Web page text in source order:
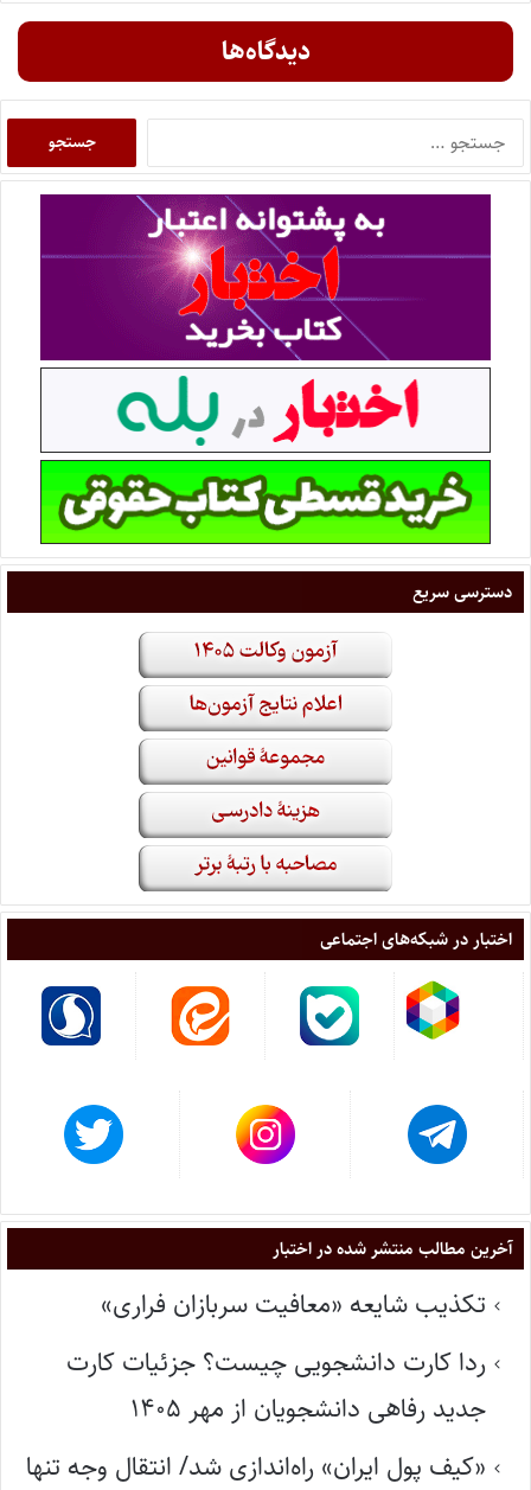
دیدگاه‌ها
دسترسی سریع
اختبار در شبکه‌های اجتماعی
آخرین مطالب منتشر شده در اختبار
تکذیب شایعه «معافیت سربازان فراری»
ردا کارت دانشجویی چیست؟ جزئیات کارت
جدید رفاهی دانشجویان از مهر ۱۴۰۵
«کیف پول ایران» راه‌اندازی شد/ انتقال وجه تنها